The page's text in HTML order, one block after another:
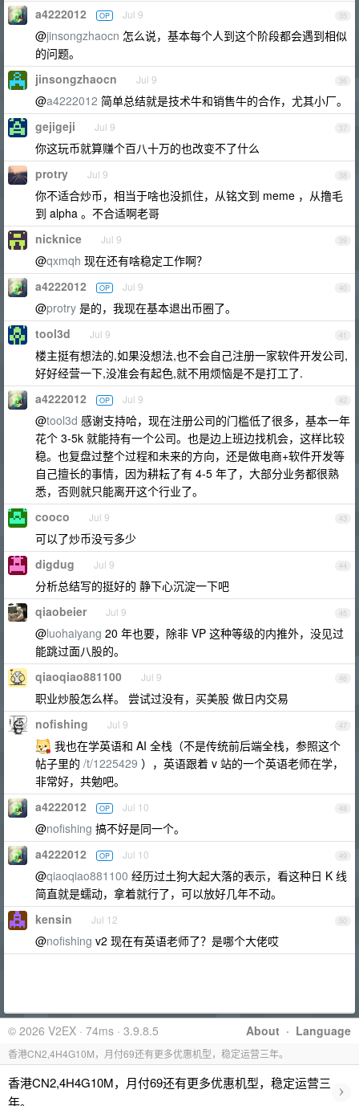
35
a4222012 OP Jul 9
@jinsongzhaocn 怎么说，基本每个人到这个阶段都会遇到相似
的问题。
36
jinsongzhaocn Jul 9
@a4222012 简单总结就是技术牛和销售牛的合作，尤其小厂。
37
gejigeji Jul 9
你这玩币就算赚个百八十万的也改变不了什么
38
protry Jul 9
你不适合炒币，相当于啥也没抓住，从铭文到 meme ，从撸毛
到 alpha 。不合适啊老哥
39
nicknice Jul 9
@qxmqh 现在还有啥稳定工作啊？
40
a4222012 OP Jul 9
@protry 是的，我现在基本退出币圈了。
41
tool3d Jul 9
楼主挺有想法的,如果没想法,也不会自己注册一家软件开发公司,
好好经营一下,没准会有起色,就不用烦恼是不是打工了.
42
a4222012 OP Jul 9
@tool3d 感谢支持哈，现在注册公司的门槛低了很多，基本一年
花个 3-5k 就能持有一个公司。也是边上班边找机会，这样比较
稳。也复盘过整个过程和未来的方向，还是做电商+软件开发等
自己擅长的事情，因为耕耘了有 4-5 年了，大部分业务都很熟
悉，否则就只能离开这个行业了。
43
cooco Jul 9
可以了炒币没亏多少
44
digdug Jul 9
分析总结写的挺好的 静下心沉淀一下吧
45
qiaobeier Jul 9
@luohaiyang 20 年也要，除非 VP 这种等级的内推外，没见过
能跳过面八股的。
46
qiaoqiao881100 Jul 9
职业炒股怎么样。 尝试过没有，买美股 做日内交易
47
nofishing Jul 9
我也在学英语和 AI 全栈（不是传统前后端全栈，参照这个
帖子里的 /t/1225429 ），英语跟着 v 站的一个英语老师在学，
非常好，共勉吧。
48
a4222012 OP Jul 10
@nofishing 搞不好是同一个。
49
a4222012 OP Jul 10
@qiaoqiao881100 经历过土狗大起大落的表示，看这种日 K 线
简直就是蠕动，拿着就行了，可以放好几年不动。
50
kensin Jul 12
@nofishing v2 现在有英语老师了？是哪个大佬哎
About · Language
© 2026 V2EX · 74ms · 3.9.8.5
香港CN2,4H4G10M，月付69还有更多优惠机型，稳定运营三年。
香港CN2,4H4G10M，月付69还有更多优惠机型，稳定运营三
年。
›